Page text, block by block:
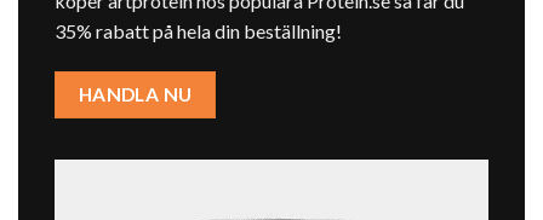
35% rabatt på hela din beställning!
HANDLA NU